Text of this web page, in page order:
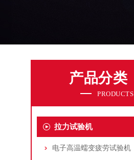
产品分类
PRODUCTS
拉力试验机
电子高温蠕变疲劳试验机